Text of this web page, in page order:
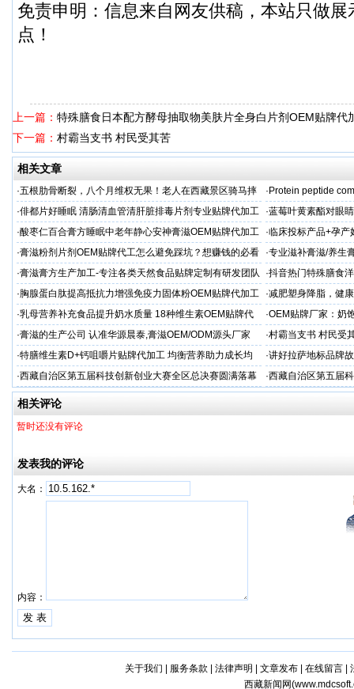
免责申明：信息来自网友供稿，本站只做
点！
上一篇： 特殊膳食日本配方酵母抽取物美肤片全身白片剂OEM贴牌代
下一篇： 村霸当支书 村民受其苦
相关文章
·五根肋骨断裂，八个月维权无果！老人在西藏景区骑马摔
伤，谁该负责？
· Protein peptide
·俳都片好睡眠 清肠清血管清肝脏排毒片剂专业贴牌代加工 ·蓝莓叶黄素酯对眼
牌代工
·酸枣仁百合膏方睡眠中老年静心安神膏滋OEM贴牌代加工
厂
·临床投标产品+孕产
业
·膏滋粉剂片剂OEM贴牌代工怎么避免踩坑？想赚钱的必看 ·专业滋补膏滋/养生
·膏滋膏方生产加工-专注各类天然食品贴牌定制有研发团队
厂家
·抖音热门特殊膳食
牌加工
· 胸腺蛋白肽提高抵抗力增强免疫力固体粉OEM贴牌代加工
服务商
·减肥塑身降脂，健
服务商
·乳母营养补充食品提升奶水质量 18种维生素OEM贴牌代
工
·OEM贴牌厂家：奶
一步！
·膏滋的生产公司 认准华源晨泰,膏滋OEM/ODM源头厂家 ·村霸当支书 村民受
·特膳维生素D+钙咀嚼片贴牌代加工 均衡营养助力成长均
衡营养
·讲好拉萨地标品牌
·西藏自治区第五届科技创新创业大赛全区总决赛圆满落幕 ·西藏自治区第五届
相关评论
暂时还没有评论
发表我的评论
大名：
内容：
关于我们 服务条款 法律声明 文章发布| 在线留言|
西藏新闻网(